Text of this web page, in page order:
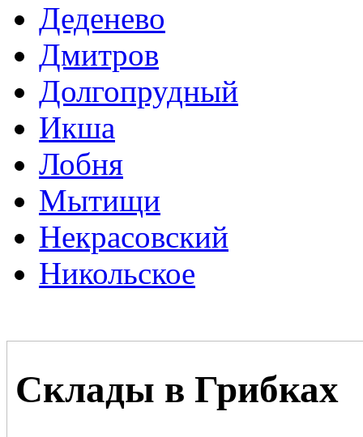
Деденево
Дмитров
Долгопрудный
Икша
Лобня
Мытищи
Некрасовский
Никольское
Склады в Грибках